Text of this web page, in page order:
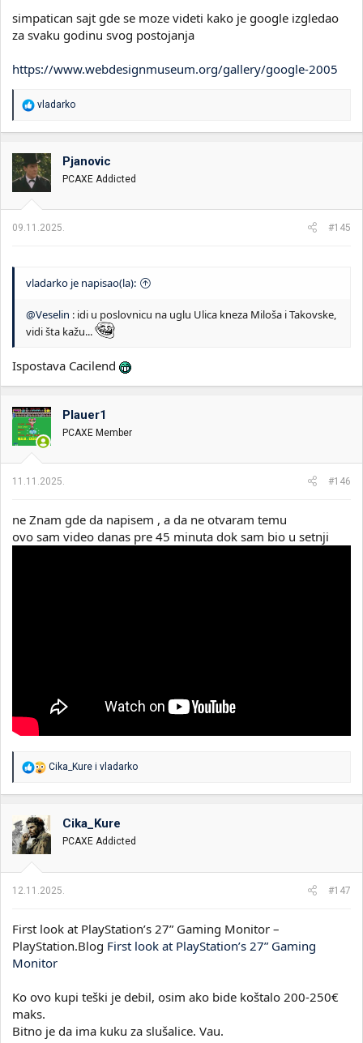
simpatican sajt gde se moze videti kako je google izgledao
za svaku godinu svog postojanja
https://www.webdesignmuseum.org/gallery/google-2005
R
o
v
a
n
:
vladarko
Pjanovic
PCAXE Addicted
09.11.2025. #145
vladarko je napisao(la):
@Veselin : idi u poslovnicu na uglu Ulica kneza Miloša i Takovske,
vidi šta kažu...
Ispostava Cacilend
Plauer1
PCAXE Member
11.11.2025. #146
ne Znam gde da napisem , a da ne otvaram temu
ovo sam video danas pre 45 minuta dok sam bio u setnji
R
a
o
v
n
j
:
Cika_Kure i vladarko
Cika_Kure
PCAXE Addicted
12.11.2025. #147
First look at PlayStation’s 27” Gaming Monitor –
PlayStation.Blog First look at PlayStation’s 27” Gaming
Monitor
Ko ovo kupi teški je debil, osim ako bide koštalo 200-250€
maks.
Bitno je da ima kuku za slušalice. Vau.